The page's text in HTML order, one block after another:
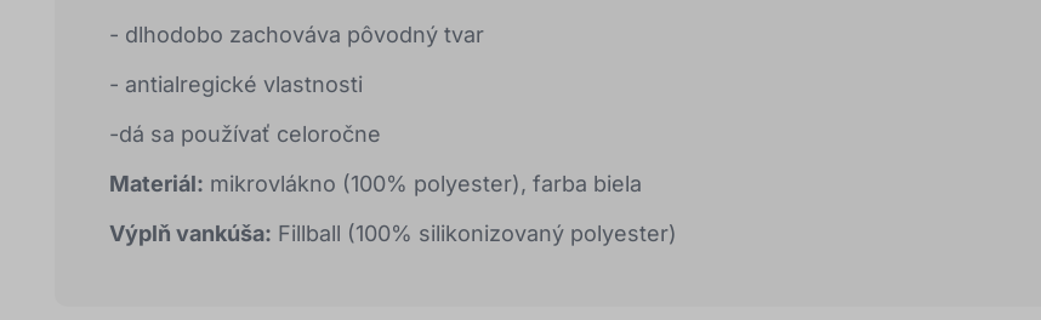
- dlhodobo zachováva pôvodný tvar
- antialregické vlastnosti
-dá sa používať celoročne
Materiál: mikrovlákno (100% polyester), farba biela
Výplň vankúša: Fillball (100% silikonizovaný polyester)